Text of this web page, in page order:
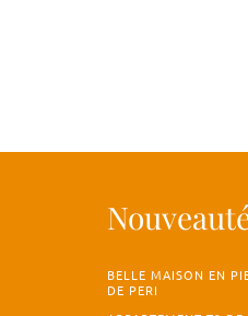
BELLE MAISON EN
DE PERI